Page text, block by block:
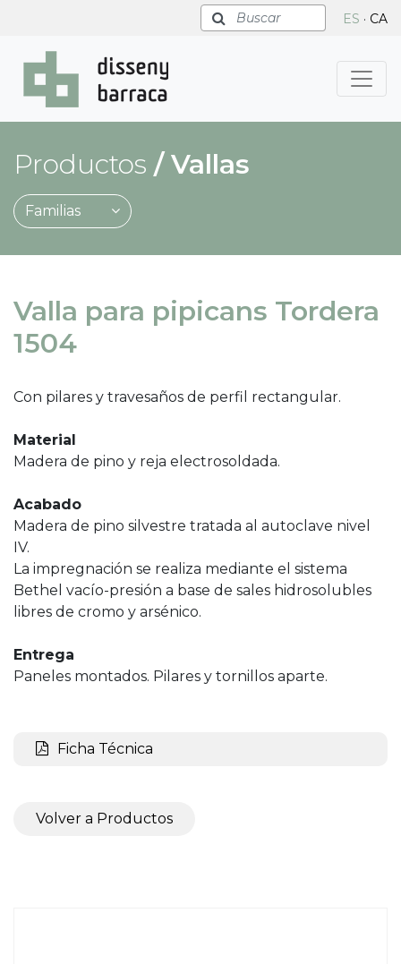
Buscar
ES · CA
Productos /Vallas
Familias
Valla para pipicans Tordera
1504
Con pilares y travesaños de perfil rectangular.
Material
Madera de pino y reja electrosoldada.
Acabado
Madera de pino silvestre tratada al autoclave nivel
IV.
La impregnación se realiza mediante el sistema
Bethel vacío-presión a base de sales hidrosolubles
libres de cromo y arsénico.
Entrega
Paneles montados. Pilares y tornillos aparte.
Ficha Técnica
Volver a Productos